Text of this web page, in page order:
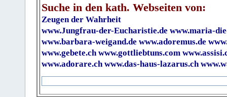
Suche in den kath. Webseiten von:
Zeugen der Wahrheit
www.Jungfrau-der-Eucharistie.de www.maria-
www.barbara-weigand.de www.adoremus.de
www.gebete.ch www.gottliebtuns.com
www.adorare.ch www.das-haus-lazarus.ch